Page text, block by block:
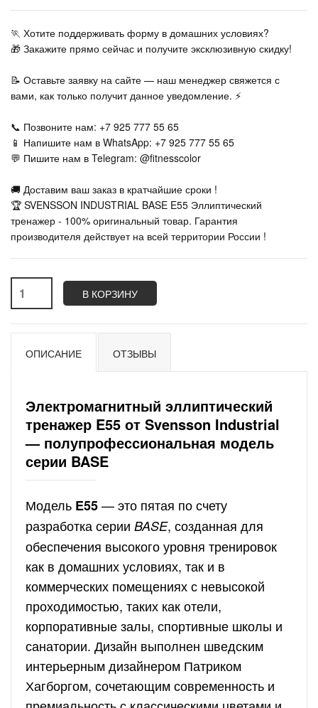
🏃‍ Хотите поддерживать форму в домашних условиях?
🎁 Закажите прямо сейчас и получите эксклюзивную скидку!
📝 Оставьте заявку на сайте — наш менеджер свяжется с
вами, как только получит данное уведомление. ⚡
📞 Позвоните нам: +7 925 777 55 65
📱 Напишите нам в WhatsApp: +7 925 777 55 65
💬 Пишите нам в Telegram: @fitnesscolor
🚚 Доставим ваш заказ в кратчайшие сроки !
🏆 SVENSSON INDUSTRIAL BASE E55 Эллиптический
тренажер - 100% оригинальный товар. Гарантия
производителя действует на всей территории России !
В КОРЗИНУ
ОПИСАНИЕ ОТЗЫВЫ
Электромагнитный эллиптический
тренажер E55 от Svensson Industrial
— полупрофессиональная модель
серии BASE
Модель E55— это пятая по счету
разработка серии BASE, созданная для
обеспечения высокого уровня тренировок
как в домашних условиях, так и в
коммерческих помещениях с невысокой
проходимостью, таких как отели,
корпоративные залы, спортивные школы и
санатории. Дизайн выполнен шведским
интерьерным дизайнером Патриком
Хагборгом, сочетающим современность и